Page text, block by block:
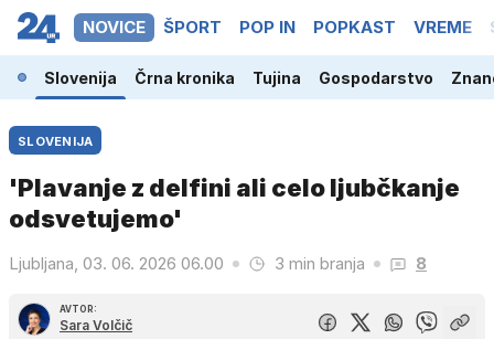
NOVICE ŠPORT POP IN POPKAST VREME
Slovenija Črna kronika Tujina Gospodarstvo
SLOVENIJA
'Plavanje z delfini ali celo ljubčkanje
odsvetujemo'
Ljubljana, 03. 06. 2026 06.00 3 min branja 8
AVTOR:
Sara Volčič